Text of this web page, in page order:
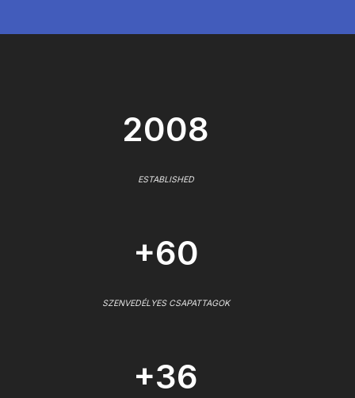
2008
ESTABLISHED
+60
SZENVEDÉLYES CSAPATTAGOK
+36